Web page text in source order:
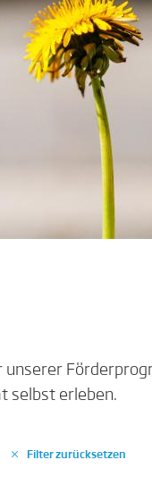
selbst erleben.
✕ Filter zurücksetzen